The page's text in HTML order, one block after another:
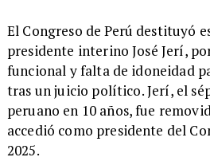
El Congreso de Perú destituyó
presidente interino José Jerí,
funcional y falta de idoneidad
tras un juicio político. Jerí, el
peruano en 10 años, fue
accedió como presidente del
2025.